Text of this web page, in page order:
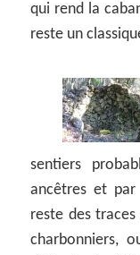
qui rend la
reste un
sentiers
ancêtres et
reste des
charbonniers,